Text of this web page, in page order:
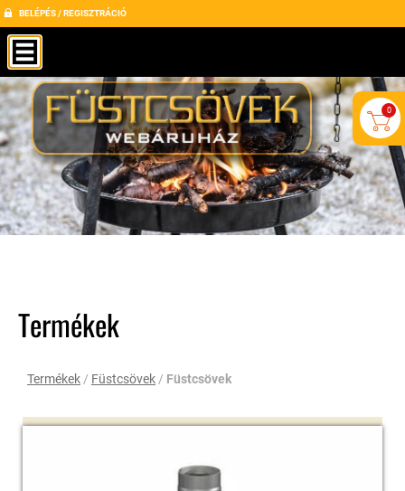
BELÉPÉS / REGISZTRÁCIÓ
0
Termékek
Termékek / Füstcsövek / Füstcsövek